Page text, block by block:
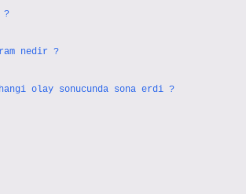
?
nedir ?
olay sonucunda sona erdi ?